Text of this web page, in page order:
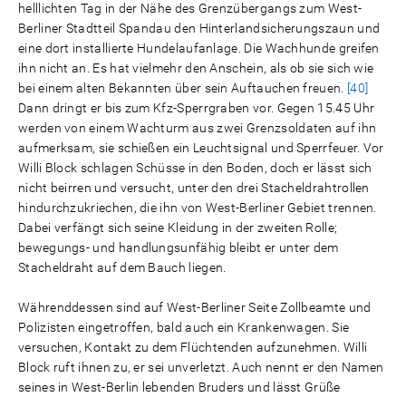
helllichten Tag in der Nähe des Grenzübergangs zum West-
Berliner Stadtteil Spandau den Hinterlandsicherungszaun und
eine dort in­stallierte Hundelaufanlage. Die Wachhunde greifen
ihn nicht an. Es hat vielmehr den Anschein, als ob sie sich wie
bei einem alten Bekannten über sein Auftauchen freuen.
[40]
Dann dringt er bis zum Kfz-Sperrgraben vor. Gegen 15.45 Uhr
werden von einem Wachturm aus zwei Grenzsoldaten auf ihn
aufmerksam, sie schießen ein Leuchtsignal und Sperrfeuer. Vor
Willi Block schlagen Schüsse in den Boden, doch er lässt sich
nicht beirren und versucht, unter den drei Stacheldrahtrollen
hindurchzukriechen, die ihn von West-Berliner Gebiet trennen.
Dabei verfängt sich seine Kleidung in der zweiten Rolle;
bewegungs- und handlungsunfähig bleibt er unter dem
Stacheldraht auf dem Bauch liegen.
Währenddessen sind auf West-Berliner Seite Zollbeamte und
Polizisten eingetroffen, bald auch ein Krankenwagen. Sie
versuchen, Kontakt zu dem Flüchtenden aufzunehmen. Willi
Block ruft ihnen zu, er sei unverletzt. Auch nennt er den Namen
seines in West-Berlin lebenden Bruders und lässt Grüße